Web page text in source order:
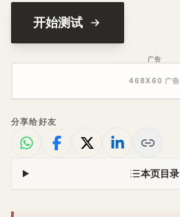
开始测试
广告
468X60 广告
分享给好友
本页目录